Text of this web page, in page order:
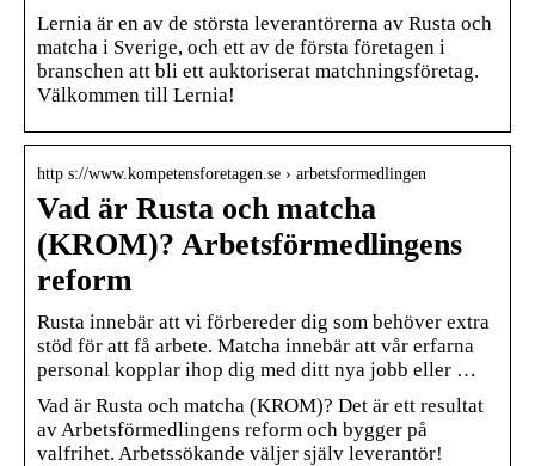
Lernia är en av de största leverantörerna av Rusta och
matcha i Sverige, och ett av de första företagen i
branschen att bli ett auktoriserat matchningsföretag.
Välkommen till Lernia!
http s://www.kompetensforetagen.se › arbetsformedlingen
Vad är Rusta och matcha
(KROM)? Arbetsförmedlingens
reform
Rusta innebär att vi förbereder dig som behöver extra
stöd för att få arbete. Matcha innebär att vår erfarna
personal kopplar ihop dig med ditt nya jobb eller …
Vad är Rusta och matcha (KROM)? Det är ett resultat
av Arbetsförmedlingens reform och bygger på
valfrihet. Arbetssökande väljer själv leverantör!